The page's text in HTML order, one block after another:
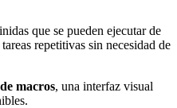
que se pueden ejecutar de
repetitivas sin necesidad de
macros, una interfaz visual